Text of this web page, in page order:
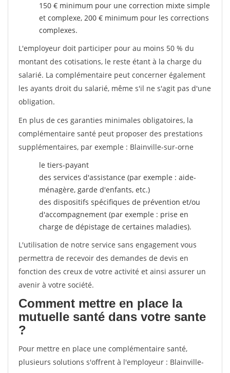
150 € minimum pour une correction mixte simple
et complexe, 200 € minimum pour les corrections
complexes.
L'employeur doit participer pour au moins 50 % du
montant des cotisations, le reste étant à la charge du
salarié. La complémentaire peut concerner également
les ayants droit du salarié, même s'il ne s'agit pas d'une
obligation.
En plus de ces garanties minimales obligatoires, la
complémentaire santé peut proposer des prestations
supplémentaires, par exemple : Blainville-sur-orne
le tiers-payant
des services d'assistance (par exemple : aide-
ménagère, garde d'enfants, etc.)
des dispositifs spécifiques de prévention et/ou
d'accompagnement (par exemple : prise en
charge de dépistage de certaines maladies).
L'utilisation de notre service sans engagement vous
permettra de recevoir des demandes de devis en
fonction des creux de votre activité et ainsi assurer un
avenir à votre société.
Comment mettre en place la
mutuelle santé dans votre sante
?
Pour mettre en place une complémentaire santé,
plusieurs solutions s'offrent à l'employeur : Blainville-